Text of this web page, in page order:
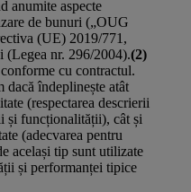
anumite aspecte
de bunuri („OUG
(UE) 2019/771,
(Legea nr. 296/2004).(2)
cu contractul.
dacă îndeplinește atât
(respectarea descrierii
și funcționalității), cât și
(adecvarea pentru
același tip sunt utilizate
și performanței tipice